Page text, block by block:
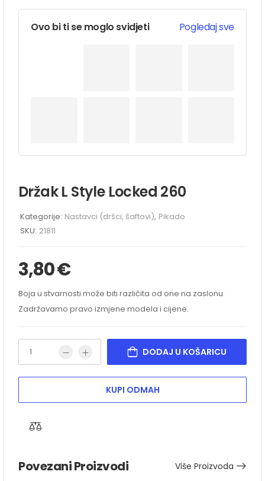
Ovo bi ti se moglo svidjeti Pogledaj sve
Držak L Style Locked 260
Kategorije: Nastavci (dršci, šaftovi), Pikado
SKU: 21811
3,80€
Boja u stvarnosti može biti različita od one na zaslonu.
Zadržavamo pravo izmjene modela i cijene.
DODAJ U KOŠARICU
KUPI ODMAH
Povezani Proizvodi Više Proizvoda